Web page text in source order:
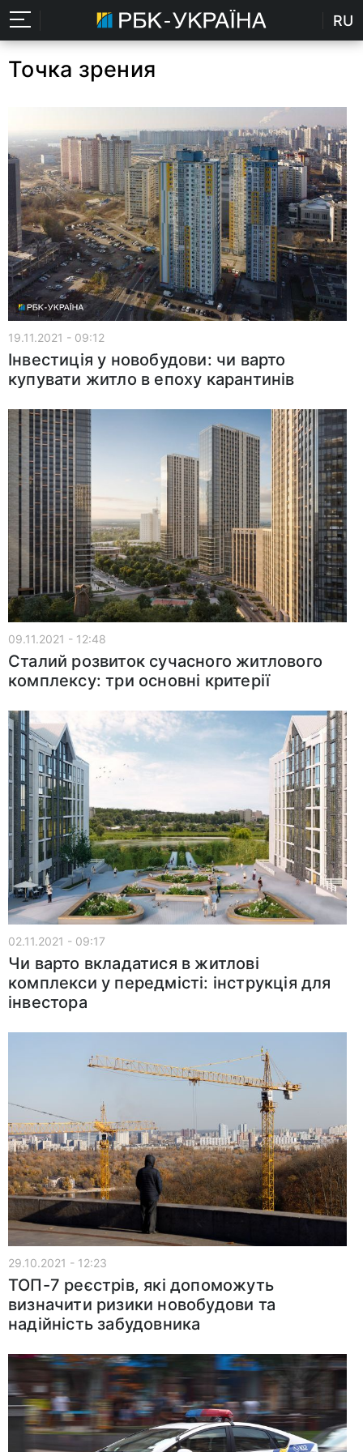
RU
Точка зрения
19.11.2021 - 09:12
Інвестиція у новобудови: чи варто
купувати житло в епоху карантинів
09.11.2021 - 12:48
Сталий розвиток сучасного житлового
комплексу: три основні критерії
02.11.2021 - 09:17
Чи варто вкладатися в житлові
комплекси у передмісті: інструкція для
інвестора
29.10.2021 - 12:23
ТОП-7 реєстрів, які допоможуть
визначити ризики новобудови та
надійність забудовника